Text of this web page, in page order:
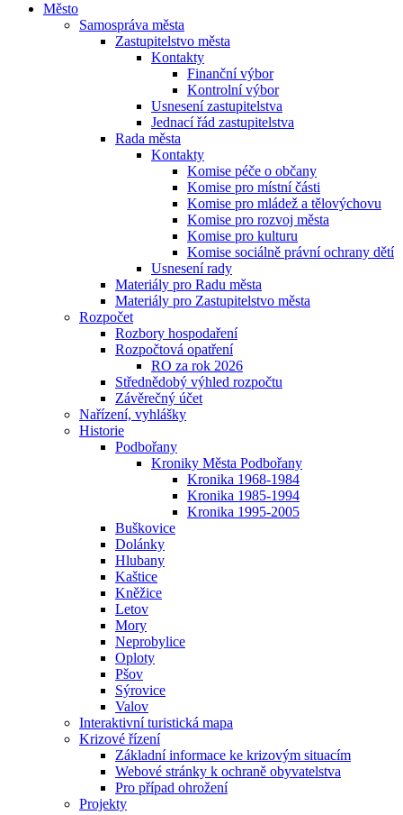
Město
Samospráva města
Zastupitelstvo města
Kontakty
Finanční výbor
Kontrolní výbor
Usnesení zastupitelstva
Jednací řád zastupitelstva
Rada města
Kontakty
Komise péče o občany
Komise pro místní části
Komise pro mládež a tělovýchovu
Komise pro rozvoj města
Komise pro kulturu
Komise sociálně právní ochrany dětí
Usnesení rady
Materiály pro Radu města
Materiály pro Zastupitelstvo města
Rozpočet
Rozbory hospodaření
Rozpočtová opatření
RO za rok 2026
Střednědobý výhled rozpočtu
Závěrečný účet
Nařízení, vyhlášky
Historie
Podbořany
Kroniky Města Podbořany
Kronika 1968-1984
Kronika 1985-1994
Kronika 1995-2005
Buškovice
Dolánky
Hlubany
Kaštice
Kněžice
Letov
Mory
Neprobylice
Oploty
Pšov
Sýrovice
Valov
Interaktivní turistická mapa
Krizové řízení
Základní informace ke krizovým situacím
Webové stránky k ochraně obyvatelstva
Pro případ ohrožení
Projekty